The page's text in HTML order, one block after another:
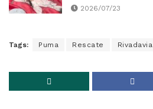
2026/07/23
Tags: Puma Rescate Rivadavia